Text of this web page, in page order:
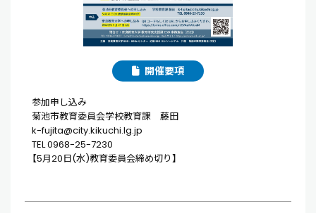
開催要項
参加申し込み
菊池市教育委員会学校教育課 藤田
k-fujita@city.kikuchi.lg.jp
TEL 0968-25-7230
【5月20日(水)教育委員会締め切り】